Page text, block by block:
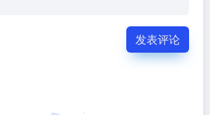
发表评论